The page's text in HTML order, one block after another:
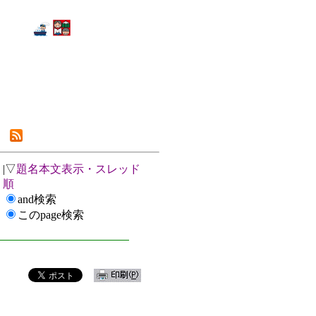
|▽題名本文表示・スレッド
順
and検索
このpage検索